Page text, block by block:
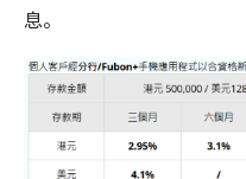
息。